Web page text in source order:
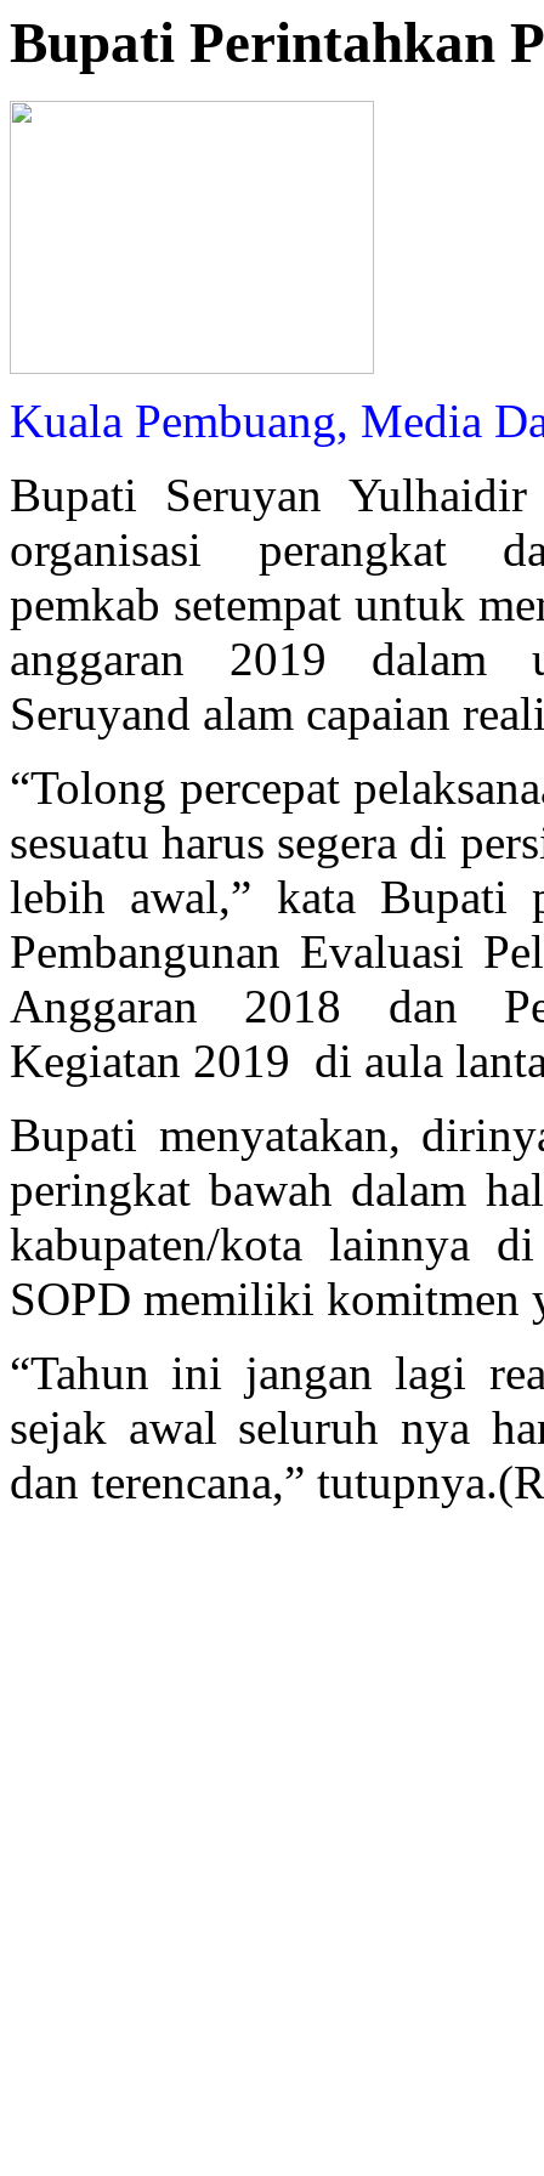
Bupati Perintahkan
Kuala Pembuang, Media
Bupati Seruyan
organisasi perangkat
pemkab setempat untuk
anggaran 2019 dalam
Seruyand alam capaian
“Tolong percepat
sesuatu harus segera di
lebih awal,” kata Bupati
Pembangunan Evaluasi
Anggaran 2018 dan
Kegiatan 2019 di aula
Bupati menyatakan,
peringkat bawah dalam
kabupaten/kota lainnya
SOPD memiliki komitmen
“Tahun ini jangan lagi
sejak awal seluruh nya
dan terencana,”